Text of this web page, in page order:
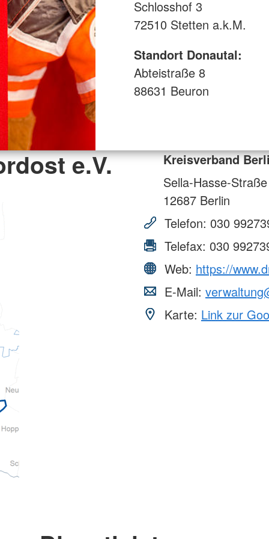
Schlosshof 3
72510 Stetten a.k.M.
Standort Donautal:
Abteistraße 8
88631 Beuron
e.V.
Kreisverband
Sella-Hasse-
12687 Berlin
Telefon: 030
Telefax: 030
Web: https://
E-Mail:
Karte: Link zur